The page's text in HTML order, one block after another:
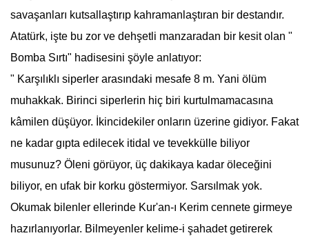
savaşanları kutsallaştırıp kahramanlaştıran bir destandır.
Atatürk, işte bu zor ve dehşetli manzaradan bir kesit olan "
Bomba Sırtı" hadisesini şöyle anlatıyor:
" Karşılıklı siperler arasındaki mesafe 8 m. Yani ölüm
muhakkak. Birinci siperlerin hiç biri kurtulmamacasına
kâmilen düşüyor. İkincidekiler onların üzerine gidiyor. Fakat
ne kadar gıpta edilecek itidal ve tevekkülle biliyor
musunuz? Öleni görüyor, üç dakikaya kadar öleceğini
biliyor, en ufak bir korku göstermiyor. Sarsılmak yok.
Okumak bilenler ellerinde Kur'an-ı Kerim cennete girmeye
hazırlanıyorlar. Bilmeyenler kelime-i şahadet getirerek